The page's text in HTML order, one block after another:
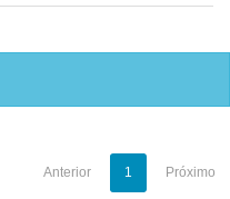
Anterior 1 Próximo